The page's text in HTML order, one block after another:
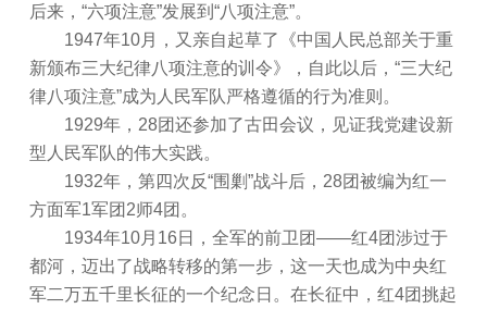
后来，“六项注意”发展到“八项注意”。
1947年10月，又亲自起草了《中国人民总部关于重
新颁布三大纪律八项注意的训令》，自此以后，“三大纪
律八项注意”成为人民军队严格遵循的行为准则。
1929年，28团还参加了古田会议，见证我党建设新
型人民军队的伟大实践。
1932年，第四次反“围剿”战斗后，28团被编为红一
方面军1军团2师4团。
1934年10月16日，全军的前卫团——红4团涉过于
都河，迈出了战略转移的第一步，这一天也成为中央红
军二万五千里长征的一个纪念日。在长征中，红4团挑起